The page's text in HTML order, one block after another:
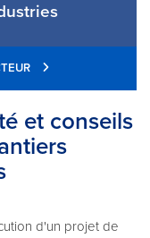
et conseils
d'un projet de